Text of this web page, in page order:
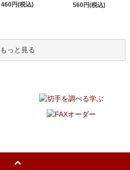
460円(税込)
560円(税込)
もっと見る